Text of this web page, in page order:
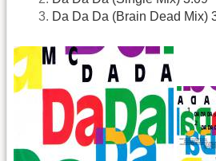
Da Da Da (Brain Dead Mix)